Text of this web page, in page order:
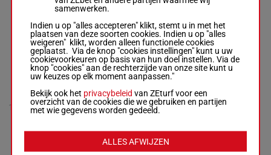
Joseph D. Davis
Box: 9 -R/3 -52
10
MOST
AMAZING NS
Jose Ramos
Gutierrez-
Michael E.
Lauer
3p (25) 6p 5p
R/352.5
kg
3p (25)
6p 5p 5p
11p
samenwerken.
Indien u op "alles accepteren" klikt, stemt u in met het
plaatsen van deze soorten cookies. Indien u op "alles
weigeren" klikt, worden alleen functionele cookies
geplaatst. Via de knop "cookies instellingen" kunt u uw
cookievoorkeuren op basis van hun doel instellen. Via de
knop "cookies" aan de rechterzijde van onze site kunt u
uw keuzes op elk moment aanpassen."
Bekijk ook het privacybeleid van ZEturf voor een
overzicht van de cookies die we gebruiken en partijen
met wie gegevens worden gedeeld.
ALLES AFWIJZEN